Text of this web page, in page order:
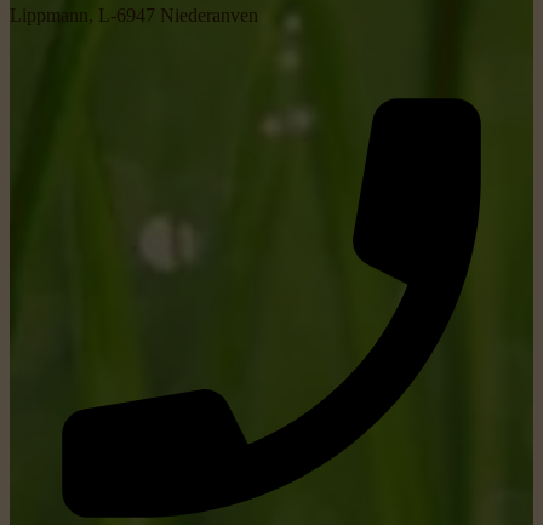
Lippmann, L-6947 Niederanven